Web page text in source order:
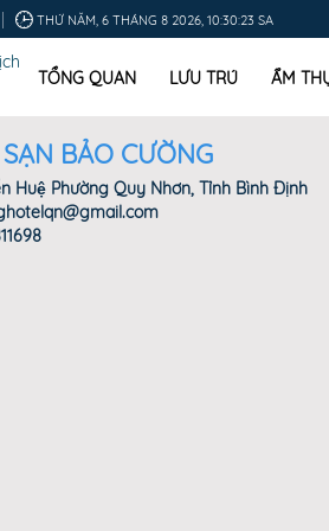
THỨ NĂM, 6 THÁNG 8 2026, 10:30:24 SA
TỔNG QUAN LƯU TRÚ ẨM
BẢO CƯỜNG
Huệ Phường Quy Nhơn, Tỉnh Bình Định